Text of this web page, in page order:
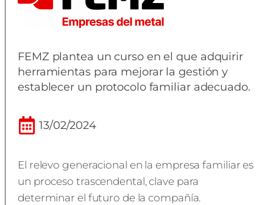
FEMZ plantea un curso en el que adquirir
herramientas para mejorar la gestión y
establecer un protocolo familiar adecuado.
13/02/2024
El relevo generacional en la empresa familiar es
un proceso trascendental, clave para
determinar el futuro de la compañía.